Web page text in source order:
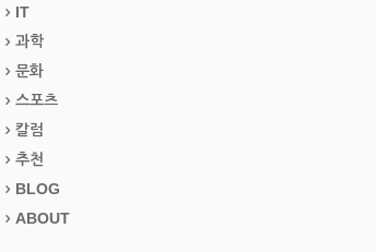
IT
과학
문화
스포츠
칼럼
추천
BLOG
ABOUT